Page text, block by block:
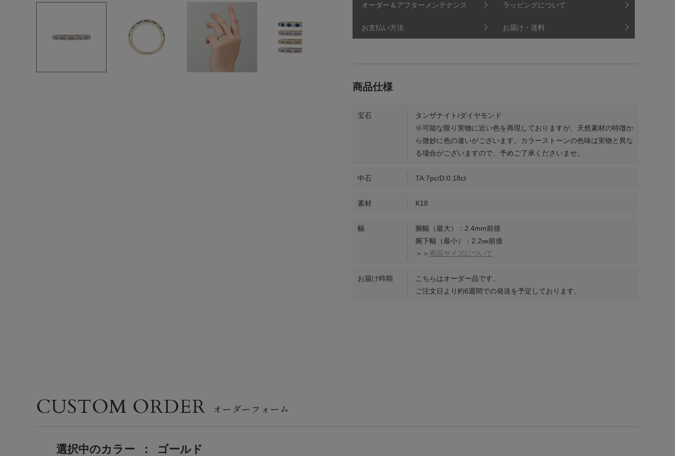
オーダー＆アフターメンテナンス ラッピングについて
お支払い方法 お届け・送料
宝石
タンザナイト/ダイヤモンド
※可能な限り実物に近い色を再現しておりますが、天然素材の特徴か
ら微妙に色の違いがございます。カラーストーンの色味は実物と異な
る場合がございますので、予めご了承くださいませ。
中石 TA:7pc/D:0.18ct
素材 K18
幅
腕幅（最大）：2.4mm前後
腕下幅（最小）：2.2㎜前後
＞＞ 商品サイズについて
お届け時期
こちらはオーダー品です。
ご注文日より約6週間での発送を予定しております。
CUSTOM ORDER
選択中のカラー ： ゴールド